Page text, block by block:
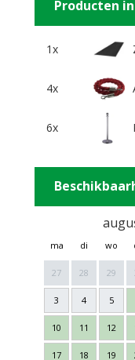
Producten
1x
4x
6x
ma di wo
27 28 29
3 4 5
10 11 12
17 18 19